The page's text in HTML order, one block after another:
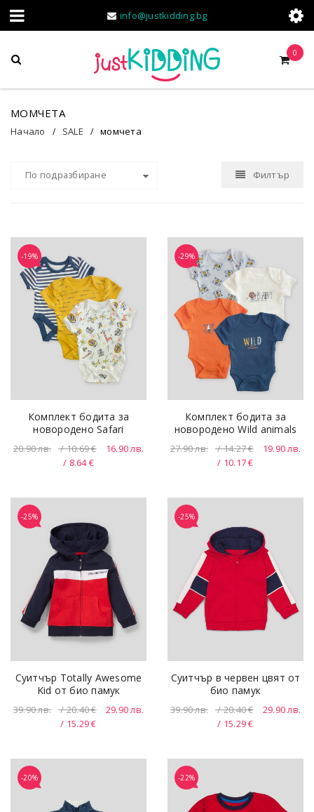
info@justkidding.bg
0
МОМЧЕТА
Начало / SALE / момчета
Филтър
По подразбиране
-19%
Комплект бодита за
новородено Safari
20.90лв. / 10.69 € 16.90лв.
/ 8.64 €
-29%
Комплект бодита за
новородено Wild animals
27.90лв. / 14.27 € 19.90лв.
/ 10.17 €
-25%
Суитчър Totally Awesome
Kid от био памук
39.90лв. / 20.40 € 29.90лв.
/ 15.29 €
-25%
Суитчър в червен цвят от
био памук
39.90лв. / 20.40 € 29.90лв.
/ 15.29 €
-20% -22%